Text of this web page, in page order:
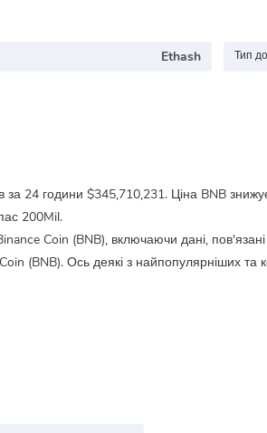
Ethash Тип
за 24 години $345,710,231. Ціна BNB
200Mil.
Coin (BNB), включаючи дані,
(BNB). Ось деякі з найпопулярніших та